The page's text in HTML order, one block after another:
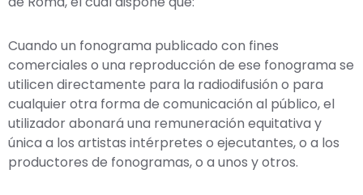
Cuando un fonograma publicado con fines
comerciales o una reproducción de ese fonograma se
utilicen directamente para la radiodifusión o para
cualquier otra forma de comunicación al público, el
utilizador abonará una remuneración equitativa y
única a los artistas intérpretes o ejecutantes, o a los
productores de fonogramas, o a unos y otros.